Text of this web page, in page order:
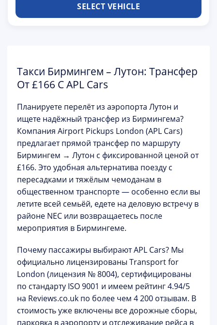
SELECT VEHICLE
Такси Бирмингем – Лутон: Трансфер
От £166 С APL Cars
Планируете перелёт из аэропорта Лутон и
ищете надёжный трансфер из Бирмингема?
Компания Airport Pickups London (APL Cars)
предлагает прямой трансфер по маршруту
Бирмингем → Лутон с фиксированной ценой от
£166. Это удобная альтернатива поезду с
пересадками и тяжёлым чемоданам в
общественном транспорте — особенно если вы
летите всей семьёй, едете на деловую встречу в
районе NEC или возвращаетесь после
мероприятия в Бирмингеме.
Почему пассажиры выбирают APL Cars? Мы
официально лицензированы Transport for
London (лицензия № 8004), сертифицированы
по стандарту ISO 9001 и имеем рейтинг4.94/5
на Reviews.co.uk по более чем 4 200 отзывам. В
стоимость уже включены все дорожные сборы,
парковка в аэропорту и отслеживание рейса в